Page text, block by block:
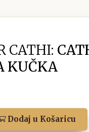
CATHI:
KUČKA
Dodaj u Košaricu